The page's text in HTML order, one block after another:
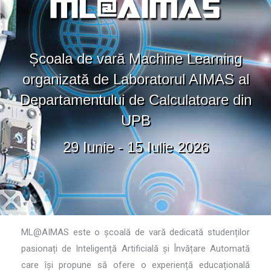
Școala de vară Machine Learning
organizată de Laboratorul AIMAS al
Departamentului de Calculatoare din
UPB
29 Iunie - 15 Iulie 2026
ML@AIMAS este o școală de vară dedicată studenților
pasionați de Inteligență Artificială și Învățare Automată
care își propune să ofere o experiență educațională